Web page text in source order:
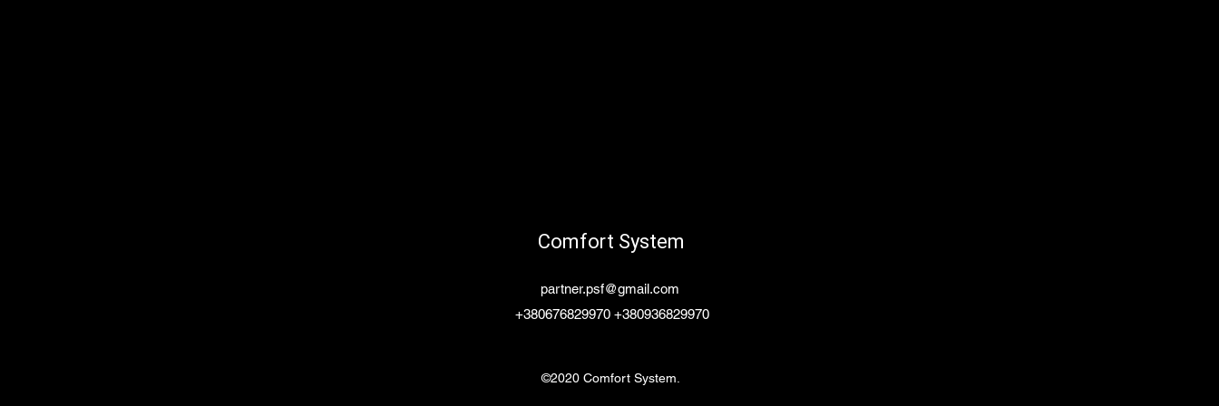
Comfort System
partner.psf@gmail.com
+380676829970 +380936829970
©2020 Comfort System.